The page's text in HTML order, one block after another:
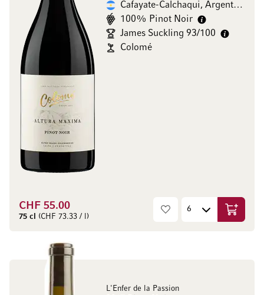
Cafayate-Calchaqui, Argentinien
100% Pinot Noir
James Suckling 93/100
Colomé
CHF 55.00
75 cl (CHF 73.33 / l) In den
L'Enfer de la Passion